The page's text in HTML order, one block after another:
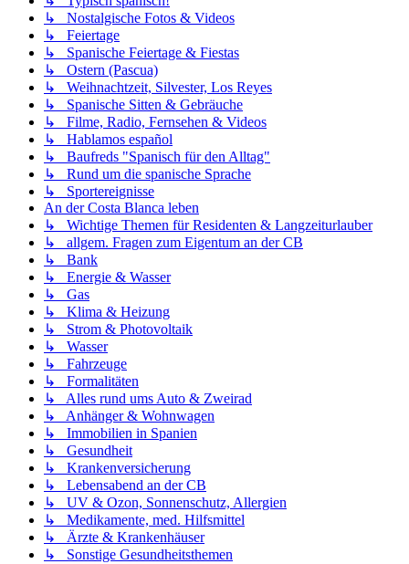
↳ Nostalgische Fotos & Videos
↳ Feiertage
↳ Spanische Feiertage & Fiestas
↳ Ostern (Pascua)
↳ Weihnachtzeit, Silvester, Los Reyes
↳ Spanische Sitten & Gebräuche
↳ Filme, Radio, Fernsehen & Videos
↳ Hablamos español
↳ Baufreds "Spanisch für den Alltag"
↳ Rund um die spanische Sprache
↳ Sportereignisse
An der Costa Blanca leben
↳ Wichtige Themen für Residenten & Langzeiturlauber
↳ allgem. Fragen zum Eigentum an der CB
↳ Bank
↳ Energie & Wasser
↳ Gas
↳ Klima & Heizung
↳ Strom & Photovoltaik
↳ Wasser
↳ Fahrzeuge
↳ Formalitäten
↳ Alles rund ums Auto & Zweirad
↳ Anhänger & Wohnwagen
↳ Immobilien in Spanien
↳ Gesundheit
↳ Krankenversicherung
↳ Lebensabend an der CB
↳ UV & Ozon, Sonnenschutz, Allergien
↳ Medikamente, med. Hilfsmittel
↳ Ärzte & Krankenhäuser
↳ Sonstige Gesundheitsthemen